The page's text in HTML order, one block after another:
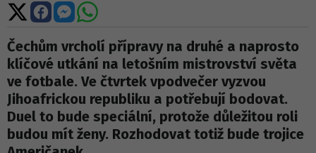
Sdílet
na
X
Sdílet
na
Facebooku
Sdílet
na
Messengeru
Sdílet
WhatsApp
Čechům vrcholí přípravy na druhé a naprosto
klíčové utkání na letošním mistrovství světa
ve fotbale. Ve čtvrtek vpodvečer vyzvou
Jihoafrickou republiku a potřebují bodovat.
Duel to bude speciální, protože důležitou roli
budou mít ženy. Rozhodovat totiž bude trojice